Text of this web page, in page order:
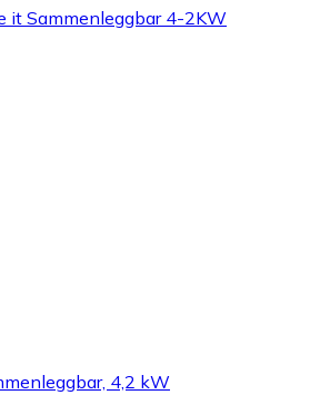
it Sammenleggbar 4-2KW
4,2 kW